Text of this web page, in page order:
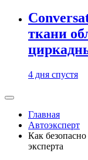
ткани
4 дня спустя
Главная
Автоэксперт
Как
эксперта